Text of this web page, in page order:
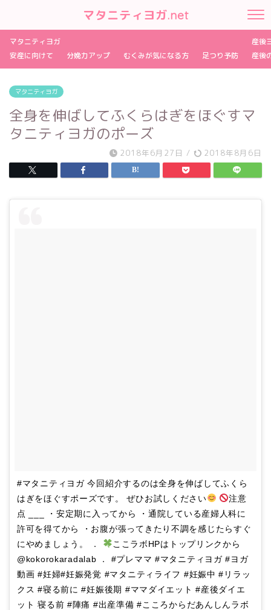
マタニティヨガ.net
マタニティヨガ
安産に向けて
分娩力アップ むくみが気になる方 足つり予防
産後
産後
マタニティヨガ
全身を伸ばしてふくらはぎをほぐすマ
タニティヨガのポーズ
2018年6月27日 / 2018年8月6日
#マタニティヨガ 今回紹介するのは全身を伸ばしてふくら
はぎをほぐすポーズです。 ぜひお試しください
注意
点 ___ ・安定期に入ってから ・通院している産婦人科に
許可を得てから ・お腹が張ってきたり不調を感じたらすぐ
にやめましょう。 ．
ここラボHPはトップリンクから
@kokorokaradalab ． #プレママ #マタニティヨガ #ヨガ
動画 #妊婦#妊娠発覚 #マタニティライフ #妊娠中 #リラッ
クス #寝る前に #妊娠後期 #ママダイエット #産後ダイエ
ット 寝る前 #陣痛 #出産準備 #こころからだあんしんラボ